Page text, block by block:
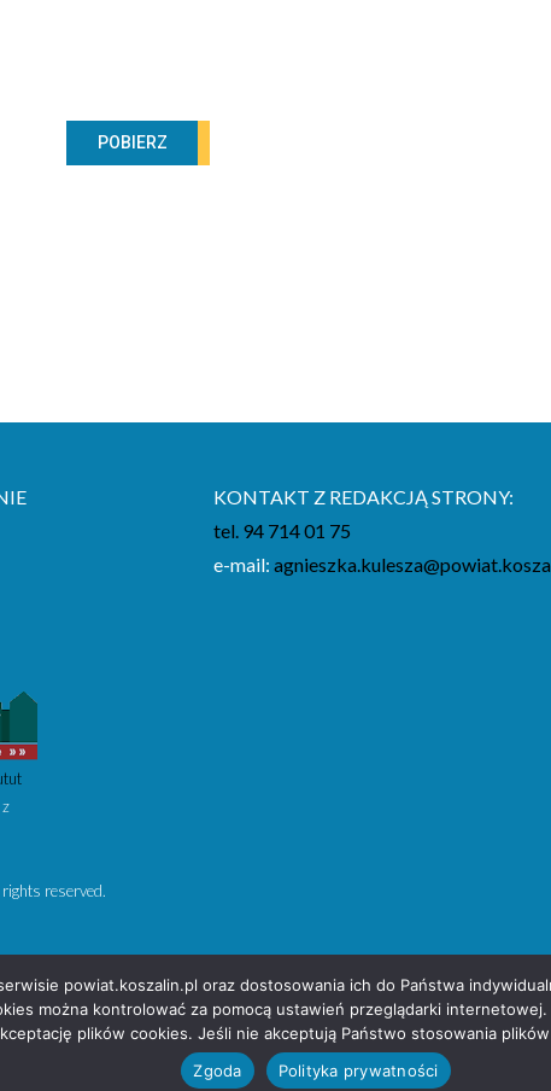
POBIERZ
KONTAKT Z REDAKCJĄ STRONY:
tel. 94 714 01 75
e-mail:
reserved.
powiat.koszalin.pl oraz dostosowania ich do Państwa
można kontrolować za pomocą ustawień przeglądarki
plików cookies. Jeśli nie akceptują Państwo stosowania
Zgoda
Polityka prywatności